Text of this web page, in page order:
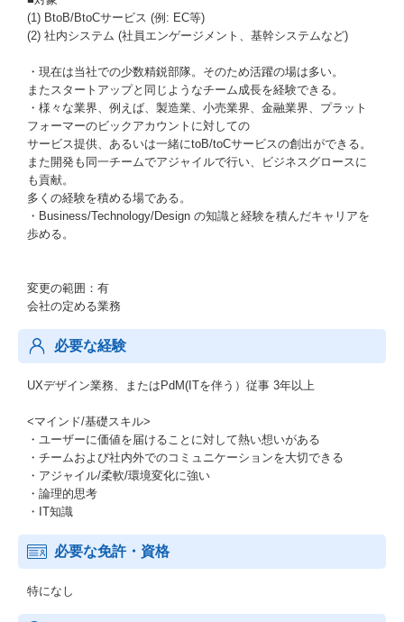
(1) BtoB/BtoCサービス (例: EC等)
(2) 社内システム (社員エンゲージメント、基幹システムなど)
・現在は当社での少数精鋭部隊。そのため活躍の場は多い。
またスタートアップと同じようなチーム成長を経験できる。
・様々な業界、例えば、製造業、小売業界、金融業界、プラット
フォーマーのビックアカウントに対しての
サービス提供、あるいは一緒にtoB/toCサービスの創出ができる。
また開発も同一チームでアジャイルで行い、ビジネスグロースに
も貢献。
多くの経験を積める場である。
・Business/Technology/Design の知識と経験を積んだキャリアを
歩める。
変更の範囲：有
会社の定める業務
必要な経験
UXデザイン業務、またはPdM(ITを伴う）従事 3年以上
<マインド/基礎スキル>
・ユーザーに価値を届けることに対して熱い想いがある
・チームおよび社内外でのコミュニケーションを大切できる
・アジャイル/柔軟/環境変化に強い
・論理的思考
・IT知識
必要な免許・資格
特になし